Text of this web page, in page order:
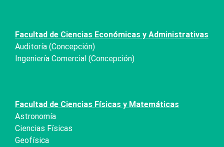
Facultad de Ciencias Económicas y Administrativas
Auditoría (Concepción)
Ingeniería Comercial (Concepción)
Facultad de Ciencias Físicas y Matemáticas
Astronomía
Ciencias Físicas
Geofísica